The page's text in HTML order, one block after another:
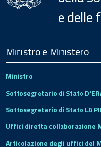
e delle
Footer
Ministro e Ministero
Ministro
Sottosegretario di Stato
Sottosegretario di Stato LA
Uffici diretta collaborazione
Articolazione degli uffici del